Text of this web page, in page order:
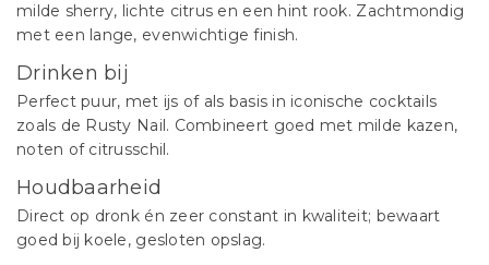
milde sherry, lichte citrus en een hint rook. Zachtmondig
met een lange, evenwichtige finish.
Drinken bij
Perfect puur, met ijs of als basis in iconische cocktails
zoals de Rusty Nail. Combineert goed met milde kazen,
noten of citrusschil.
Houdbaarheid
Direct op dronk én zeer constant in kwaliteit; bewaart
goed bij koele, gesloten opslag.